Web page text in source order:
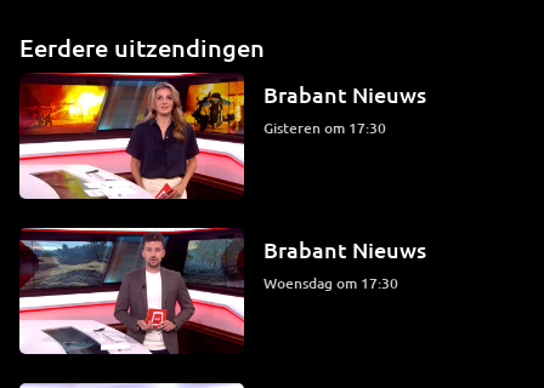
Eerdere uitzendingen
Brabant Nieuws
Gisteren om 17:30
Brabant Nieuws
woensdag om 17:30